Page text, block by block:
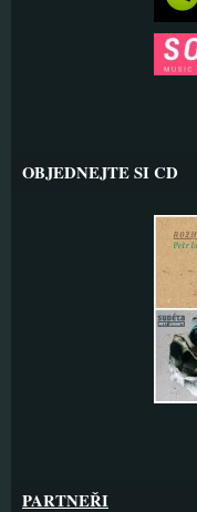
OBJEDNEJTE SI CD
PARTNEŘI